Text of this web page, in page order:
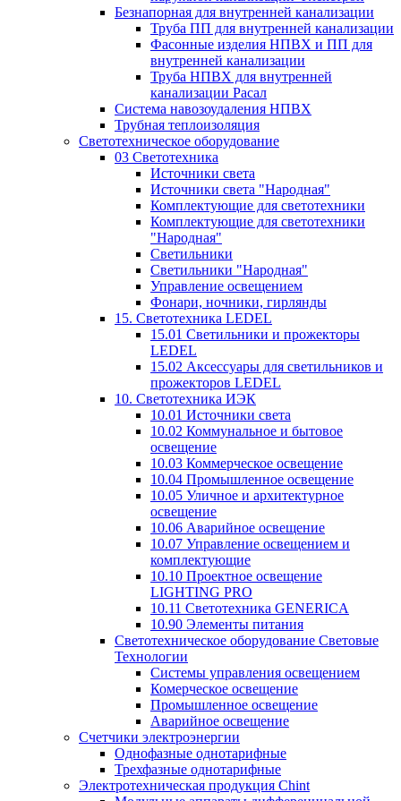
Безнапорная для внутренней канализации
Труба ПП для внутренней канализации
Фасонные изделия НПВХ и ПП для
внутренней канализации
Труба НПВХ для внутренней
канализации Расал
Система навозоудаления НПВХ
Трубная теплоизоляция
Светотехническое оборудование
03 Светотехника
Источники света
Источники света "Народная"
Комплектующие для светотехники
Комплектующие для светотехники
"Народная"
Светильники
Светильники "Народная"
Управление освещением
Фонари, ночники, гирлянды
15. Светотехника LEDEL
15.01 Светильники и прожекторы
LEDEL
15.02 Аксессуары для светильников и
прожекторов LEDEL
10. Светотехника ИЭК
10.01 Источники света
10.02 Коммунальное и бытовое
освещение
10.03 Коммерческое освещение
10.04 Промышленное освещение
10.05 Уличное и архитектурное
освещение
10.06 Аварийное освещение
10.07 Управление освещением и
комплектующие
10.10 Проектное освещение
LIGHTING PRO
10.11 Светотехника GENERICA
10.90 Элементы питания
Светотехническое оборудование Световые
Технологии
Системы управления освещением
Комерческое освещение
Промышленное освещение
Аварийное освещение
Счетчики электроэнергии
Однофазные однотарифные
Трехфазные однотарифные
Электротехническая продукция Chint